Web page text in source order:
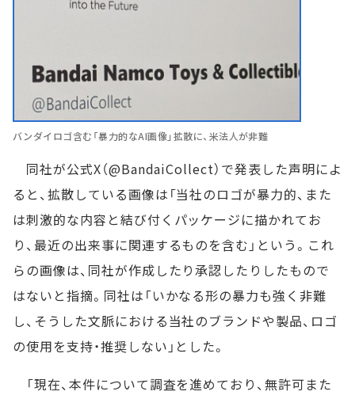
バンダイロゴ含む「暴力的なAI画像」拡散に、米法人が非難
同社が公式X（@BandaiCollect）で発表した声明によ
ると、拡散している画像は「当社のロゴが暴力的、また
は刺激的な内容と結び付くパッケージに描かれてお
り、最近の出来事に関連するものを含む」という。これ
らの画像は、同社が作成したり承認したりしたもので
はないと指摘。同社は「いかなる形の暴力も強く非難
し、そうした文脈における当社のブランドや製品、ロゴ
の使用を支持・推奨しない」とした。
「現在、本件について調査を進めており、無許可また